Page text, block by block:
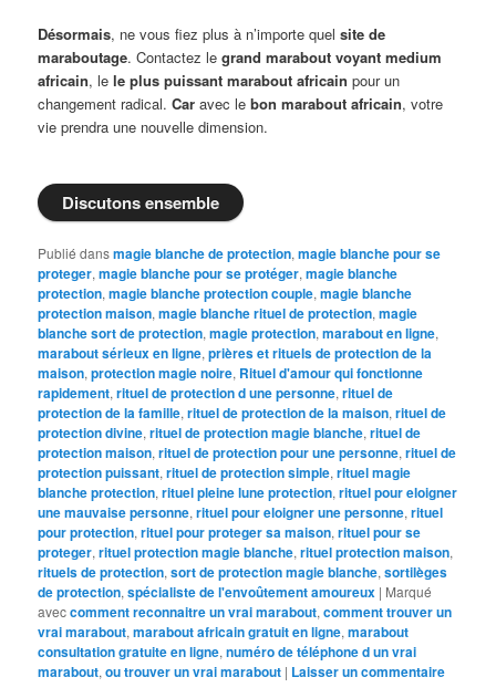
Désormais, ne vous fiez plus à n’importe quelsite de
maraboutage. Contactez legrand marabout voyant medium
africain, lele plus puissant marabout africain pour un
changement radical.Car avec lebon marabout africain, votre
vie prendra une nouvelle dimension.
Discutons ensemble
Publié dansmagie blanche de protection,magie blanche pour se
proteger,magie blanche pour se protéger,magie blanche
protection,magie blanche protection couple,magie blanche
protection maison,magie blanche rituel de protection,magie
blanche sort de protection,magie protection,marabout en ligne,
marabout sérieux en ligne,prières et rituels de protection de la
maison,protection magie noire, Rituel d'amour qui fonctionne
rapidement,rituel de protection d une personne,rituel de
protection de la famille,rituel de protection de la maison,rituel de
protection divine,rituel de protection magie blanche,rituel de
protection maison,rituel de protection pour une personne,rituel de
protection puissant,rituel de protection simple,rituel magie
blanche protection,rituel pleine lune protection,rituel pour eloigner
une mauvaise personne,rituel pour eloigner une personne,rituel
pour protection,rituel pour proteger sa maison,rituel pour se
proteger,rituel protection magie blanche,rituel protection maison,
rituels de protection,sort de protection magie blanche,sortilèges
de protection,spécialiste de l'envoûtement amoureux | Marqué
aveccomment reconnaitre un vrai marabout,comment trouver un
vrai marabout,marabout africain gratuit en ligne,marabout
consultation gratuite en ligne,numéro de téléphone d un vrai
marabout,ou trouver un vrai marabout | Laisser un commentaire